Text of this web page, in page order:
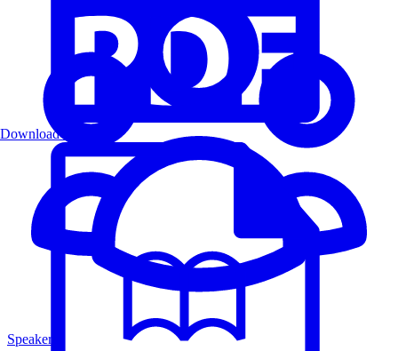
Speakers
Download PDF